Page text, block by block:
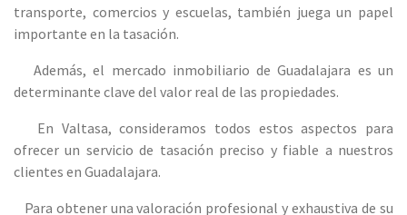
transporte, comercios y escuelas, también juega un papel
importante en la tasación.
Además, el mercado inmobiliario de Guadalajara es un
determinante clave del valor real de las propiedades.
En Valtasa, consideramos todos estos aspectos para
ofrecer un servicio de tasación preciso y fiable a nuestros
clientes en Guadalajara.
Para obtener una valoración profesional y exhaustiva de su